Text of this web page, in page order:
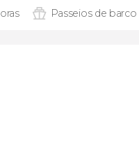
Passeios de barco